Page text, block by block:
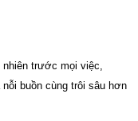
nhiên trước mọi việc,
buồn cùng trôi sâu hơn